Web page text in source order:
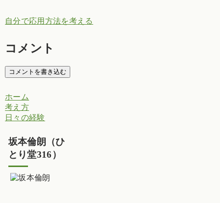
自分で応用方法を考える
コメント
コメントを書き込む
ホーム
考え方
日々の経験
坂本倫朗（ひ
とり堂316）